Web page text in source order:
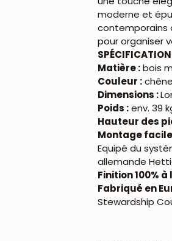
moderne et
contemporains
pour organiser
Matière :bois
Couleur :
Dimensions :
Poids :env. 39
Hauteur des
Montage
Equipé du
allemande
Finition 100%
Fabriqué en
Stewardship